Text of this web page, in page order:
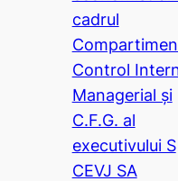
cadrul
Control
Managerial și
C.F.G. al
executivului S
CEVJ SA